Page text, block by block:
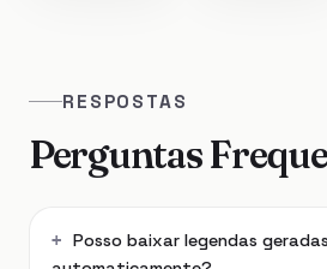
RESPOSTAS
Perguntas
Posso baixar legendas geradas